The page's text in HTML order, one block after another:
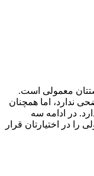
معمولی است.
ندارد، اما همچنان
در ادامه سه
در اختیارتان قرار